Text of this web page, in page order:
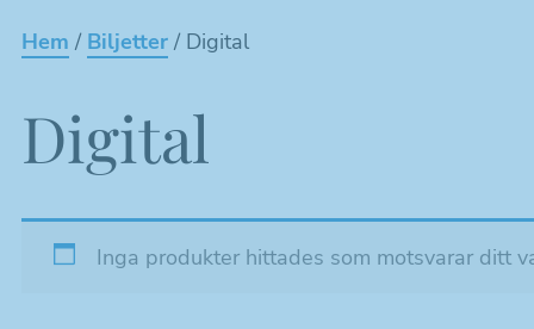
Hem / Biljetter / Digital
Digital
Inga produkter hittades som motsvarar ditt